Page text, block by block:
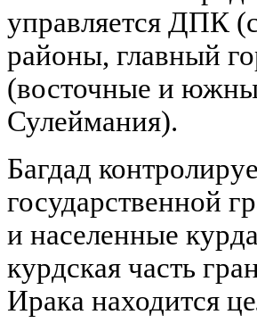
управляется ДПК
районы, главный
(восточные и
Сулеймания).
Багдад
государственной
и населенные
курдская часть
Ирака находится